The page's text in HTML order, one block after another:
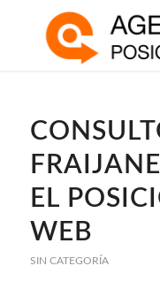
EL
WEB
SIN CATEGORÍA